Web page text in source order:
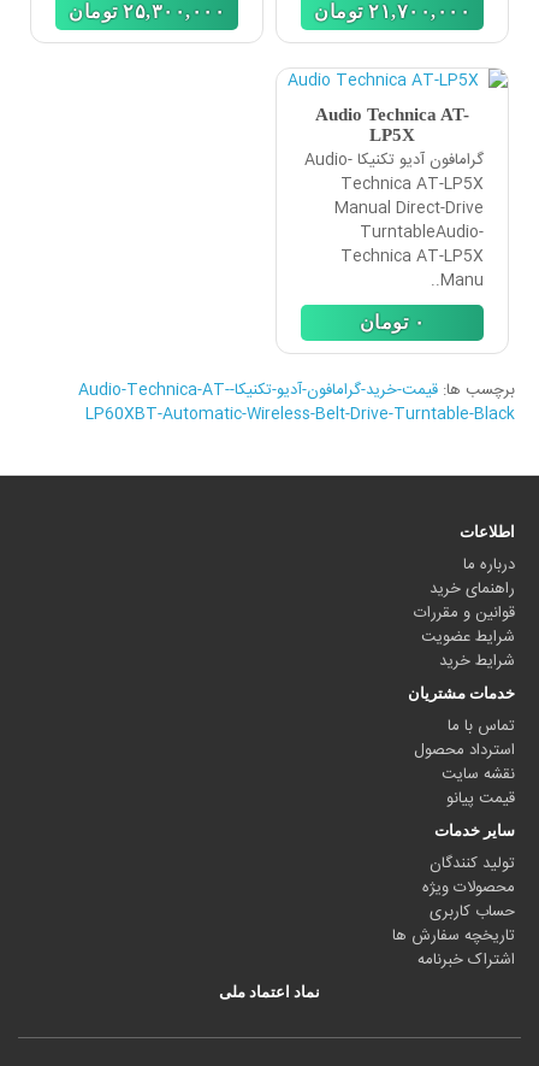
٢١,٧٠٠,٠٠٠ تومان ٢۵,٣٠٠,٠٠٠ تومان
Audio Technica AT-
LP5X
گرامافون آدیو تکنیکا Audio-
Technica AT-LP5X
Manual Direct-Drive
TurntableAudio-
Technica AT-LP5X
Manu..
٠ تومان
برچسب ها:
قیمت-خرید-گرامافون-آدیو-تکنیکا-Audio-Technica-AT-
LP60XBT-Automatic-Wireless-Belt-Drive-Turntable-Black
اطلاعات
درباره ما
راهنمای خرید
قوانین و مقررات
شرایط عضویت
شرایط خرید
خدمات مشتریان
تماس با ما
استرداد محصول
نقشه سایت
قیمت پیانو
سایر خدمات
تولید کنندگان
محصولات ویژه
حساب کاربری
تاریخچه سفارش ها
اشتراک خبرنامه
نماد اعتماد ملی